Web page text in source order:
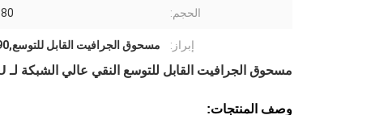
الحجم: 80 شبكة
إبراز: مسحوق الجرافيت القابل للتوسع,90% دقيقة مسحوق الكربون الجرافيت
مسحوق الجرافيت القابل للتوسع النقي عالي الشبكة لـ PU
وصف المنتجات: